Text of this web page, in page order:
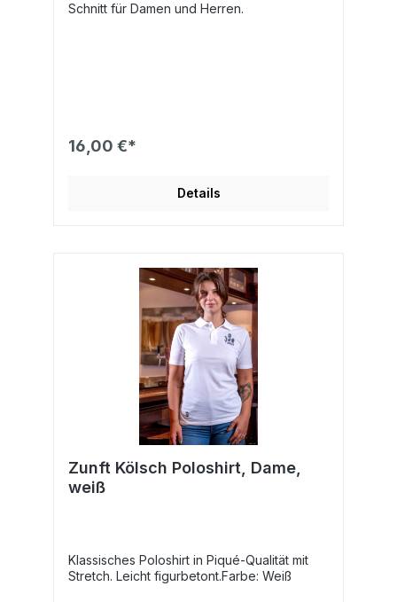
Schnitt für Damen und Herren.
16,00 €*
Details
Zunft Kölsch Poloshirt, Dame,
weiß
Klassisches Poloshirt in Piqué-Qualität mit
Stretch. Leicht figurbetont.Farbe: Weiß